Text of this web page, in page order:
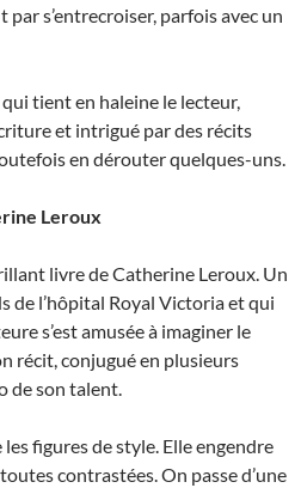
s’entrecroiser, parfois avec un
tient en haleine le lecteur,
et intrigué par des récits
en dérouter quelques-uns.
Leroux
livre de Catherine Leroux. Un
de l’hôpital Royal Victoria et qui
s’est amusée à imaginer le
récit, conjugué en plusieurs
de son talent.
figures de style. Elle engendre
contrastées. On passe d’une